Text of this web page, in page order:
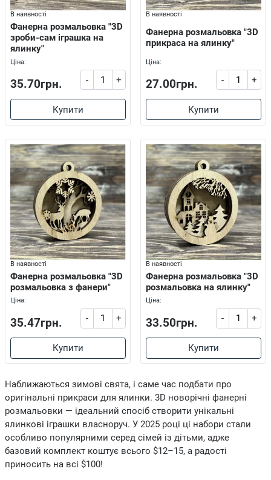
В наявності
Фанерна розмальовка "3D
зроби-сам іграшка на
ялинку"
Ціна:
35.70грн. - +
Купити
В наявності
Фанерна розмальовка "3D
прикраса на ялинку"
Ціна:
27.00грн. - +
Купити
В наявності
Фанерна розмальовка "3D
розмальовка з фанери"
Ціна:
35.47грн. - +
Купити
В наявності
Фанерна розмальовка "3D
розмальовка на ялинку"
Ціна:
33.50грн. - +
Купити
Наближаються зимові свята, і саме час подбати про
оригінальні прикраси для ялинки. 3D новорічні фанерні
розмальовки — ідеальний спосіб створити унікальні
ялинкові іграшки власноруч. У 2025 році ці набори стали
особливо популярними серед сімей із дітьми, адже
базовий комплект коштує всього $12–15, а радості
приносить на всі $100!